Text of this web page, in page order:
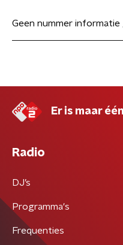
Geen nummer informatie
Er is maar
Radio
DJ’s
Programma's
Frequenties